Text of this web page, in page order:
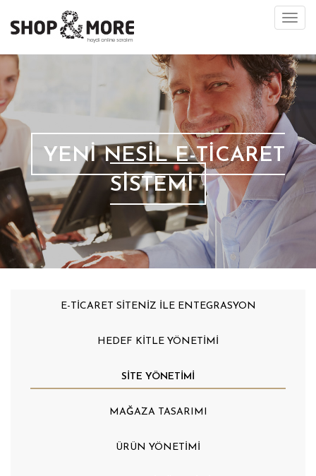
YENİ NESİL E-TİCARET
SİSTEMİ
E-TİCARET SİTENİZ İLE ENTEGRASYON
HEDEF KİTLE YÖNETİMİ
SİTE YÖNETİMİ
MAĞAZA TASARIMI
ÜRÜN YÖNETİMİ